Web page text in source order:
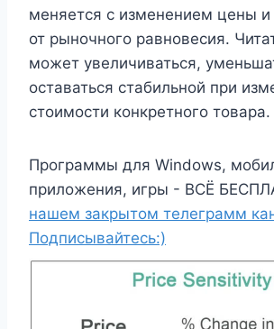
меняется с изменением цены и
от рыночного равновесия.
может увеличиваться,
оставаться стабильной при
стоимости конкретного товара.
Программы для Windows,
приложения, игры - ВСЁ
нашем закрытом телеграмм
Подписывайтесь:)